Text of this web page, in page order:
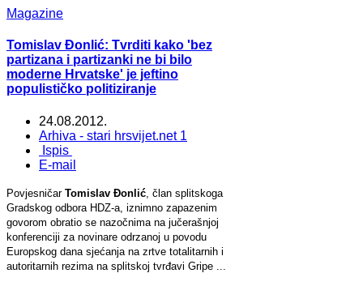
Magazine
Tomislav Đonlić: Tvrditi kako 'bez
partizana i partizanki ne bi bilo
moderne Hrvatske' je jeftino
populističko politiziranje
24.08.2012.
Arhiva - stari hrsvijet.net 1
Ispis
E-mail
Povjesničar Tomislav Đonlić , član splitskoga
Gradskog odbora HDZ-a, iznimno zapazenim
govorom obratio se nazočnima na jučerašnjoj
konferenciji za novinare odrzanoj u povodu
Europskog dana sjećanja na zrtve totalitarnih i
autoritarnih rezima na splitskoj tvrđavi Gripe ...